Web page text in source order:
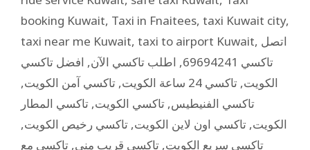
booking Kuwait, Taxi in Fnaitees, taxi Kuwait city,
taxi near me Kuwait, taxi to airport Kuwait, اتصل
تاكسي 69694241
, اطلب تاكسي الآن, افضل تاكسي
الكويت, تاكسي 24 ساعة الكويت , تاكسي آمن الكويت,
تاكسي الفنيطيس, تاكسي الكويت, تاكسي المطار
الكويت, تاكسي اون لاين الكويت, تاكسي رخيص الكويت,
تاكسي سريع الكويت, تاكسي قريب مني, تاكسي مع